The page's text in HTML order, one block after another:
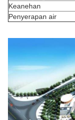
Keanehan
Penyerapan air